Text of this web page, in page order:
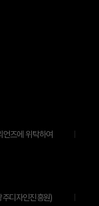
즈에 위탁하여
디자인진흥원)